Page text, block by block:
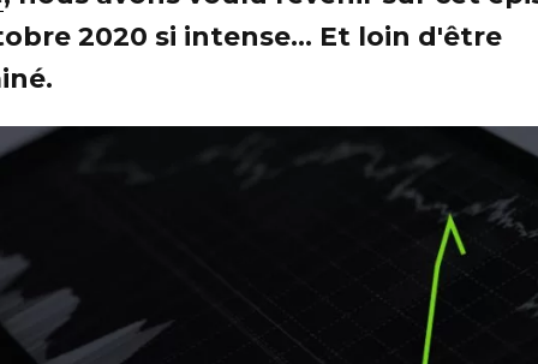
2020 si intense... Et loin d'être